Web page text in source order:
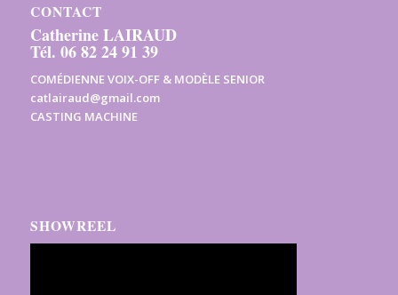
CONTACT
Catherine LAIRAUD
Tél. 06 82 24 91 39
COMÉDIENNE VOIX-OFF & MODÈLE SENIOR
catlairaud@gmail.com
CASTING MACHINE
SHOWREEL